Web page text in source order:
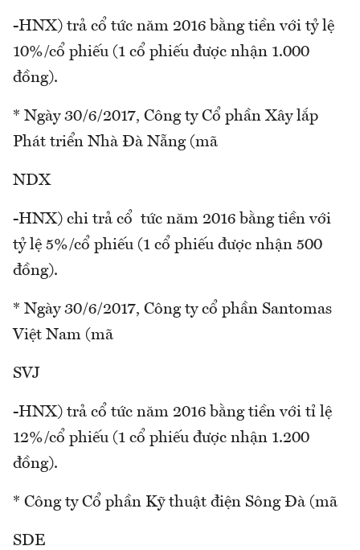
-HNX) trả cổ tức năm 2016 bằng tiền với tỷ lệ
10%/cổ phiếu (1 cổ phiếu được nhận 1.000
đồng).
* Ngày 30/6/2017, Công ty Cổ phần Xây lắp
Phát triển Nhà Đà Nẵng (mã
NDX
-HNX) chi trả cổ tức năm 2016 bằng tiền với
tỷ lệ 5%/cổ phiếu (1 cổ phiếu được nhận 500
đồng).
* Ngày 30/6/2017, Công ty cổ phần Santomas
Việt Nam (mã
SVJ
-HNX) trả cổ tức năm 2016 bằng tiền với tỉ lệ
12%/cổ phiếu (1 cổ phiếu được nhận 1.200
đồng).
* Công ty Cổ phần Kỹ thuật điện Sông Đà (mã
SDE